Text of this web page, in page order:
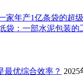
家年产1亿条袋的超
袋：一部水泥包装的
最优综合效率？ 2025